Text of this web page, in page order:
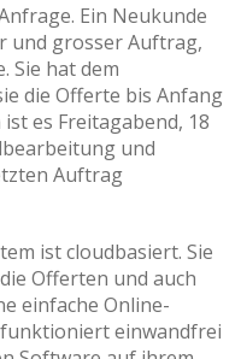
Ein Neukunde
und grosser Auftrag,
Sie hat dem
die Offerte bis Anfang
es Freitagabend, 18
und
Auftrag
ist cloudbasiert. Sie
Offerten und auch
einfache Online-
einwandfrei